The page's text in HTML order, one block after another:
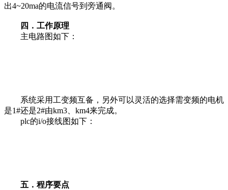
出4~20ma的电流信号到旁通阀。
四．工作原理
主电路图如下：
系统采用工变频互备，另外可以灵活的选择需变频的电机
是1#还是2#由km3、km4来完成。
plc的i/o接线图如下：
五．程序要点